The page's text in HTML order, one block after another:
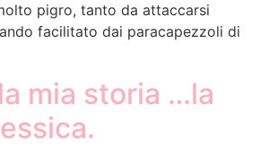
pigro, tanto da attaccarsi
facilitato dai paracapezzoli di
mia storia …la